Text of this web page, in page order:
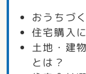
おうちづ
住宅購入
土地・建
とは？